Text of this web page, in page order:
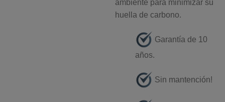
ambiente para minimizar su
huella de carbono.
⁠ Garantía de 10
años.
Sin mantención!